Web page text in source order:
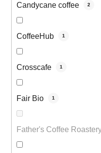
Candycane coffee 2
CoffeeHub 1
Crosscafe 1
Fair Bio 1
Father's Coffee